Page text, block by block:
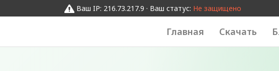
Ваш IP: 216.73.217.9 · Ваш статус: Не защищено
Главная Скачать